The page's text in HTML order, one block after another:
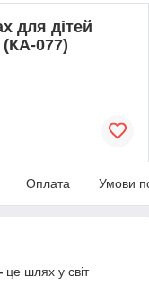
для дітей
077)
Оплата Умови
це шлях у світ